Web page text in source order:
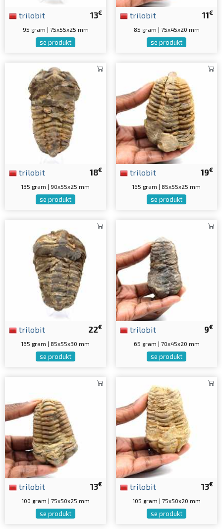
13€
trilobit
95 gram | 75x55x25 mm
se produkt
11€
trilobit
85 gram | 75x45x20 mm
se produkt
18€
trilobit
135 gram | 90x55x25 mm
se produkt
19€
trilobit
165 gram | 85x55x25 mm
se produkt
22€
trilobit
165 gram | 85x55x30 mm
se produkt
9€
trilobit
65 gram | 70x45x20 mm
se produkt
13€
trilobit
100 gram | 75x50x25 mm
se produkt
13€
trilobit
105 gram | 75x50x20 mm
se produkt